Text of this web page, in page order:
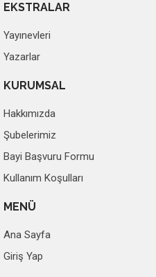
EKSTRALAR
Yayınevleri
Yazarlar
KURUMSAL
Hakkımızda
Şubelerimiz
Bayi Başvuru Formu
Kullanım Koşulları
MENÜ
Ana Sayfa
Giriş Yap